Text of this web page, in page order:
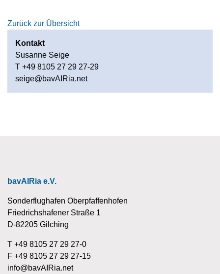
Kontakt
Susanne Seige
T +49 8105 27 29 27-29
seige@bavAIRia.net
Zurück zur Übersicht
bavAIRia e.V.
Sonderflughafen Oberpfaffenhofen
Friedrichshafener Straße 1
D-82205 Gilching
T +49 8105 27 29 27-0
F +49 8105 27 29 27-15
info@bavAIRia.net